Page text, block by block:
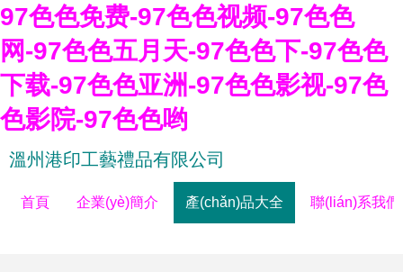
97色色免费-97色色视频-97色色
网-97色色五月天-97色色下-97色色
下载-97色色亚洲-97色色影视-97色
色影院-97色色哟
溫州港印工藝禮品有限公司
首頁 企業(yè)簡介 產(chǎn)品大全 聯(lián)系我們